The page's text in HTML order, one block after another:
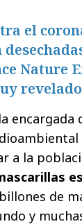
el
Nature
a la
de
y